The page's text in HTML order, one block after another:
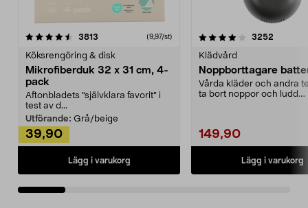
3813 (9,97/st)
Köksrengöring & disk
Mikrofiberduk 32 x 31 cm, 4-
pack
Aftonbladets "självklara favorit” i
test av d...
Utförande: Grå/beige
39,90
Lägg i varukorg
4.0av 5 stjärnor 3252
Klädvård
Noppborttagare
Vårda kläder och andra
ta bort noppor och ludd.
149,90
Lägg i varukorg
4.5av 5 stjärnor